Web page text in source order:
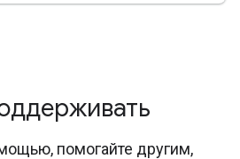
помогайте другим,